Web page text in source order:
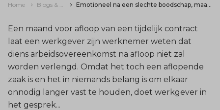
Home Emotioneel na een slechte boodschap, maar afspraak is afspraak?
Een maand voor afloop van een tijdelijk contract
laat een werkgever zijn werknemer weten dat
diens arbeidsovereenkomst na afloop niet zal
worden verlengd. Omdat het toch een aflopende
zaak is en het in niemands belang is om elkaar
onnodig langer vast te houden, doet werkgever in
het gesprek...